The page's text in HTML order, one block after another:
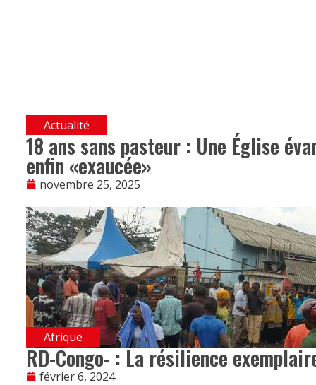
Actualité
18 ans sans pasteur : Une Église
enfin «exaucée»
novembre 25, 2025
Afrique
RD-Congo- : La résilience
février 6, 2024